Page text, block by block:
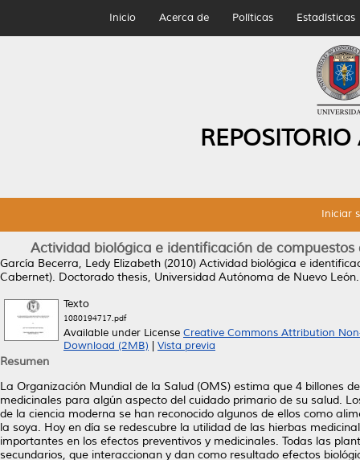
Inicio Acerca de Políticas Estadísticas
Iniciar
Actividad biológica e identificación de
García Becerra, Ledy Elizabeth (2010) Actividad biológica e
Cabernet). Doctorado thesis, Universidad Autónoma de Nuevo León.
Texto
1080194717.pdf
Available under License Creative Commons Attribution
Download (2MB)
Vista previa
Resumen
La Organización Mundial de la Salud (OMS) estima que 4 billones
medicinales para algún aspecto del cuidado primario de su salud.
de la ciencia moderna se han reconocido algunos de ellos como
la soya. Hoy en día se redescubre la utilidad de las hierbas
importantes en los efectos preventivos y medicinales. Todas las
secundarios, que interaccionan y dan como resultado efectos